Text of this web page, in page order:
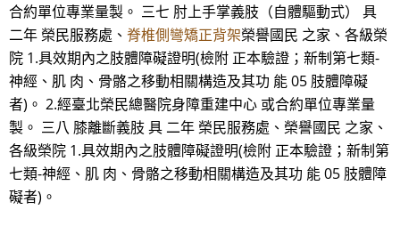
合約單位專業量製。 三七 肘上手掌義肢（自體驅動式） 具
二年 榮民服務處、 脊椎側彎矯正背架榮譽國民 之家、各級榮
院 1.具效期內之肢體障礙證明(檢附 正本驗證；新制第七類-
神經、肌 肉、骨骼之移動相關構造及其功 能 05 肢體障礙
者)。 2.經臺北榮民總醫院身障重建中心 或合約單位專業量
製。 三八 膝離斷義肢 具 二年 榮民服務處、榮譽國民 之家、
各級榮院 1.具效期內之肢體障礙證明(檢附 正本驗證；新制第
七類-神經、肌 肉、骨骼之移動相關構造及其功 能 05 肢體障
礙者)。